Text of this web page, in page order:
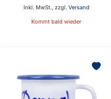
Inkl. MwSt., zzgl. Versand
Kommt bald wieder